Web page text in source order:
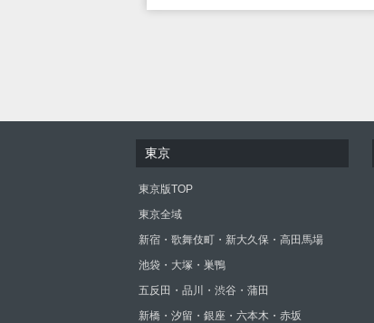
東京
東京版TOP
東京全域
新宿・歌舞伎町・新大久保・高田馬場
池袋・大塚・巣鴨
五反田・品川・渋谷・蒲田
新橋・汐留・銀座・六本木・赤坂